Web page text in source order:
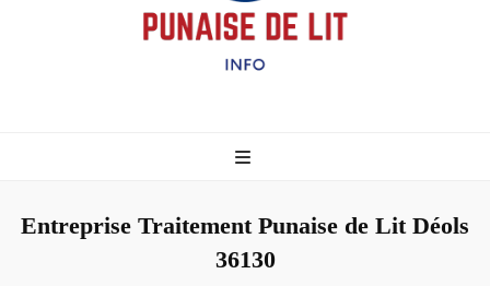
– Info
Entreprise Traitement Punaise de Lit Déols
36130